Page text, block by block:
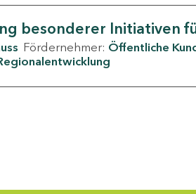
besonderer Initiativen
Fördernehmer: Öffentliche